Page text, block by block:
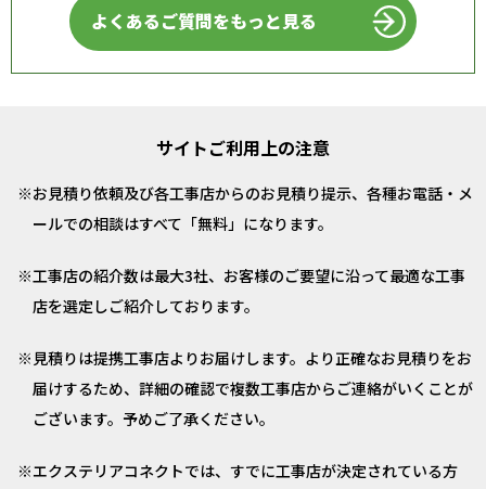
よくあるご質問をもっと見る
サイトご利用上の注意
お見積り依頼及び各工事店からのお見積り提示、各種お電話・メ
ールでの相談はすべて「無料」になります。
工事店の紹介数は最大3社、お客様のご要望に沿って最適な工事
店を選定しご紹介しております。
見積りは提携工事店よりお届けします。より正確なお見積りをお
届けするため、詳細の確認で複数工事店からご連絡がいくことが
ございます。予めご了承ください。
エクステリアコネクトでは、すでに工事店が決定されている方